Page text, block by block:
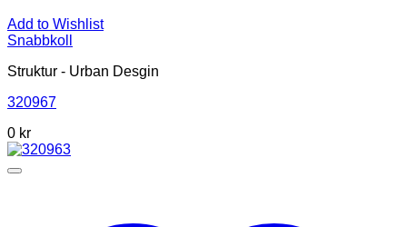
Add to Wishlist
Snabbkoll
Struktur - Urban Desgin
320967
0 kr